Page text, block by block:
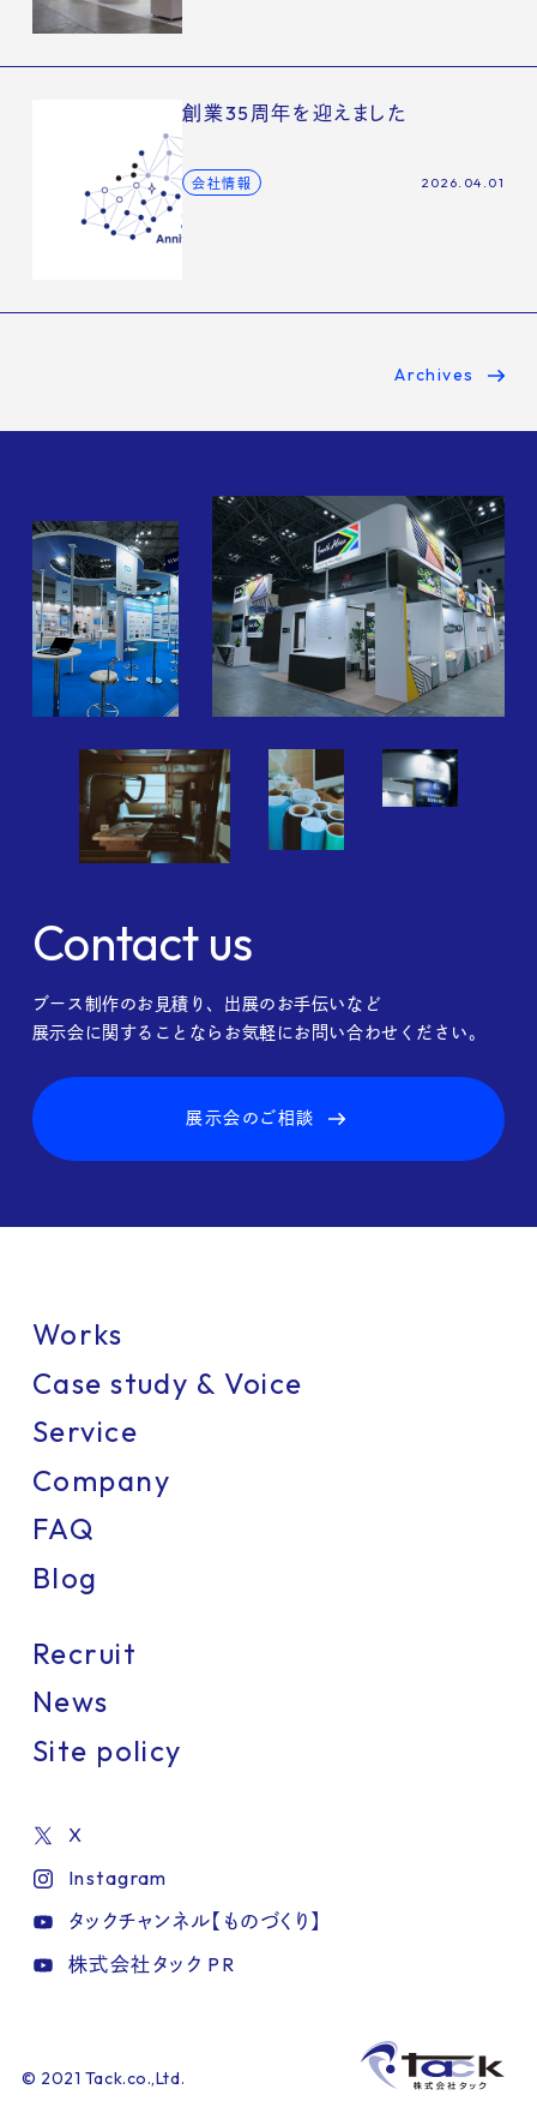
1小間 2小間
8-9小間
IT・情報機器 インテリア・生活雑貨
観光・ホテル・レストラン
印刷・包装・容器・文具
カラフル かわいい
ナチュラル
創業35周年を迎えました
会社情報 2026.04.01
Archives
Contact us
ブース制作のお見積り、出展のお手伝いなど
展示会に関することならお気軽にお問い合わせください。
展示会のご相談
Works
Case study & Voice
Service
Company
FAQ
Blog
Recruit
News
Site policy
© 2021 Tack.co.,Ltd.
X
Instagram
タックチャンネル【ものづくり】
株式会社タック PR